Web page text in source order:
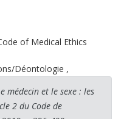
of Medical Ethics
Déontologie ,
médecin et le sexe : les
2 du Code de